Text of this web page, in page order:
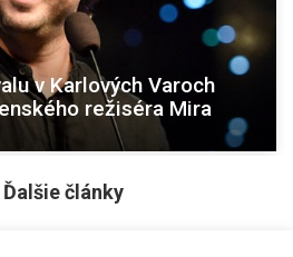
v Karlových Varoch
režiséra Mira
Ďalšie články